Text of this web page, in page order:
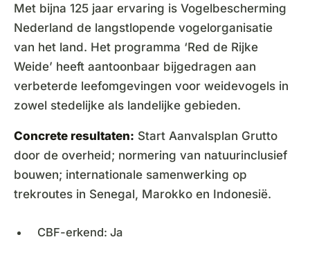
Met bijna 125 jaar ervaring is Vogelbescherming
Nederland de langstlopende vogelorganisatie
van het land. Het programma ‘Red de Rijke
Weide’ heeft aantoonbaar bijgedragen aan
verbeterde leefomgevingen voor weidevogels in
zowel stedelijke als landelijke gebieden.
Concrete resultaten: Start Aanvalsplan Grutto
door de overheid; normering van natuurinclusief
bouwen; internationale samenwerking op
trekroutes in Senegal, Marokko en Indonesië.
CBF-erkend: Ja